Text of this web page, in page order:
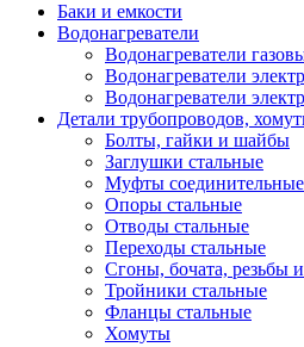
Баки и емкости
Водонагреватели
Водонагреватели
Водонагреватели
Водонагреватели
Детали трубопроводов,
Болты, гайки и шайбы
Заглушки стальные
Муфты
Опоры стальные
Отводы стальные
Переходы стальные
Сгоны, бочата, резьбы
Тройники стальные
Фланцы стальные
Хомуты